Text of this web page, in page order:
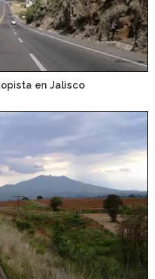
en Jalisco